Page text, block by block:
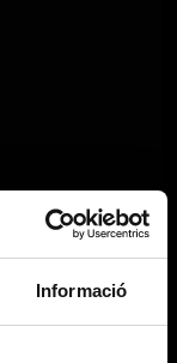
Informació